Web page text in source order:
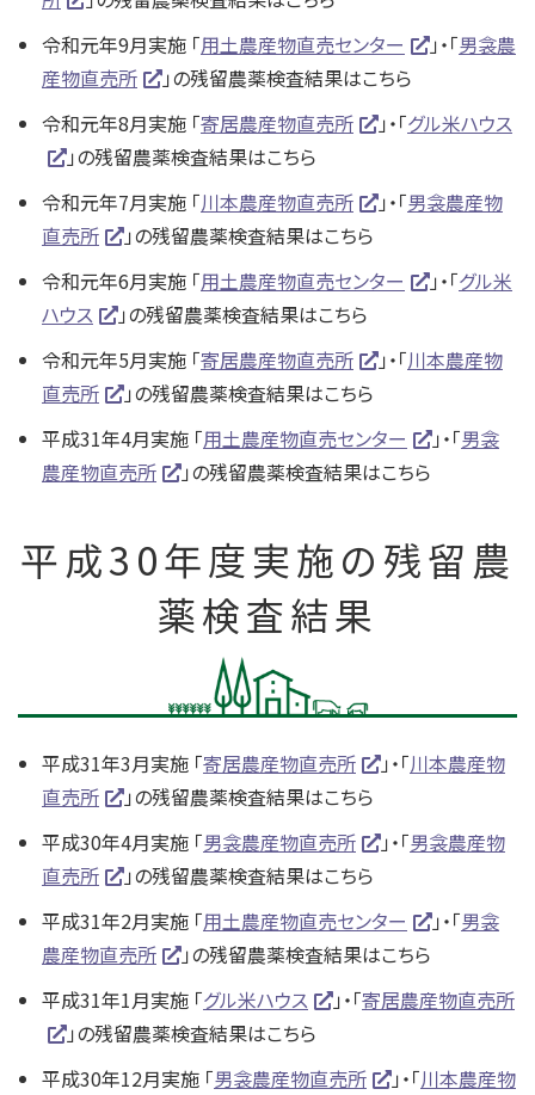
令和元年9月実施 「用土農産物直売センター 」・「男衾農
産物直売所
」の残留農薬検査結果はこちら
令和元年8月実施 「寄居農産物直売所 」・「グル米ハウス
」の残留農薬検査結果はこちら
令和元年7月実施 「川本農産物直売所 」・「男衾農産物
直売所
」の残留農薬検査結果はこちら
令和元年6月実施 「用土農産物直売センター 」・「グル米
ハウス
」の残留農薬検査結果はこちら
令和元年5月実施 「寄居農産物直売所 」・「川本農産物
直売所
」の残留農薬検査結果はこちら
平成31年4月実施 「用土農産物直売センター 」・「男衾
農産物直売所
」の残留農薬検査結果はこちら
平成30年度実施の残留農
薬検査結果
平成31年3月実施 「寄居農産物直売所 」・「川本農産物
直売所
」の残留農薬検査結果はこちら
平成30年4月実施 「男衾農産物直売所 」・「男衾農産物
直売所
」の残留農薬検査結果はこちら
平成31年2月実施 「用土農産物直売センター 」・「男衾
農産物直売所
」の残留農薬検査結果はこちら
平成31年1月実施 「グル米ハウス 」・「寄居農産物直売所
」の残留農薬検査結果はこちら
平成30年12月実施 「男衾農産物直売所 」・「川本農産物